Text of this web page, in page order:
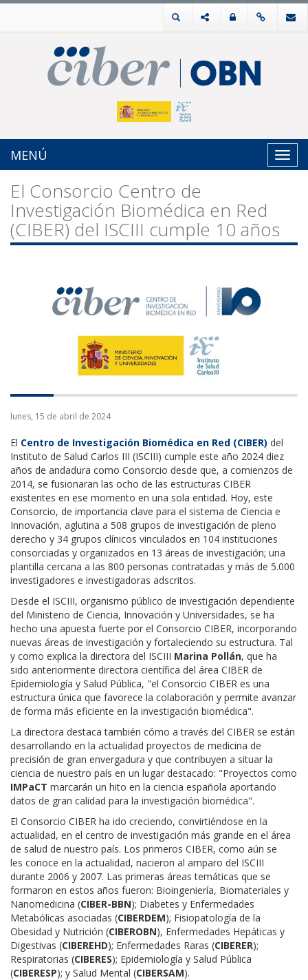
MENÚ
El Consorcio Centro de
Investigación Biomédica en Red
(CIBER) del ISCIII cumple 10 años
lunes, 15 de abril de 2024
El Centro de Investigación Biomédica en Red (CIBER)​ del
Instituto de Salud Carlos III (ISCIII) cumple este año 2024 diez
años de andadura como Consorcio desde que, a comienzos de
2014, se fusionaran las ocho de las estructuras CIBER
existentes en ese momento en una sola entidad. Hoy, este
Consorcio, de importancia clave para el sistema de Ciencia e
Innovación, aglutina a 508 grupos de investigación de pleno
derecho y 34 grupos clínicos vinculados en 104 instituciones
consorciadas y organizados en 13 áreas de investigación; una
plantilla cercana a las 800 personas contratadas y más de 5.000
investigadores e investigadoras adscritos.
Desde el ISCIII, organismo público de investigación dependiente
del Ministerio de Ciencia, Innovación y Universidades, se ha
hecho una apuesta fuerte por el Consorcio CIBER, incorporando
nuevas áreas de investigación y fortaleciendo su estructura. Tal
y como explica la directora del ISCIII Marina Pollán, que ha
sido anteriormente directora científica del área CIBER de
Epidemiología y Salud Pública, "el Consorcio CIBER es una
estructura única que favorece la colaboración y permite avanzar
de forma más eficiente en la investigación biomédica". ​
La directora destaca también cómo a través del CIBER se están
desarrollando en la actualidad proyectos de medicina de
precisión de gran envergadura y que contribuyen a situar la
ciencia de nuestro país en un lugar destacado: "Proyectos como
IMPaCT ​ marcarán un hito en la ciencia española aportando
datos de gran calidad para la investigación biomédica".
El Consorcio CIBER ha ido creciendo, convirtiéndose en la
actualidad, en el centro de investigación más grande en el área
de salud de nuestro país. Los primeros CIBER, como aún se
les conoce en la actualidad, nacieron al amparo del ISCIII
durante 2006 y 2007. Las primeras áreas temáticas que se
formaron en estos años fueron: Bioingeniería, Biomateriales y
Nanomedicina (CIBER-BBN); Diabetes y Enfermedades
Metabólicas asociadas (CIBERDEM); Fisiopatología de la
Obesidad y Nutrición (CIBEROBN), Enfermedades Hepáticas y
Digestivas (CIBEREHD); Enfermedades Raras (CIBERER);
Respiratorias (CIBERES); Epidemiología y Salud Pública
(CIBERESP); y Salud Mental (CIBERSAM).